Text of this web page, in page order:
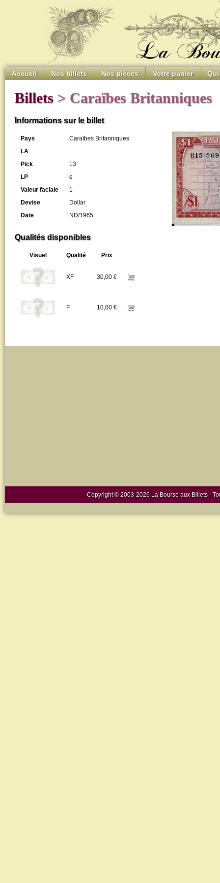
Accueil Nos billets Nos pièces Votre panier
Billets > Caraïbes Britanniques
Informations sur le billet
Pays
Caraïbes Britanniques
LA
Pick
13
LP
e
Valeur faciale
1
Devise
Dollar
Date
ND/1965
Qualités disponibles
Visuel Qualité Prix
XF 30,00 €
F 10,00 €
Copyright © 2003-2026 La Bourse aux Billets -